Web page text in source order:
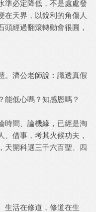
準必定降低，不是處處發
在天界，以銳利的角傷人
頭經過翻滾轉動會很圓，
。濟公老師說︰識透真假
能低心嗎？知感恩嗎？
時間、論機緣，已經是淘
、借事，考其火候功夫，
天開科選三千六百聖、四
生活在修道，修道在生